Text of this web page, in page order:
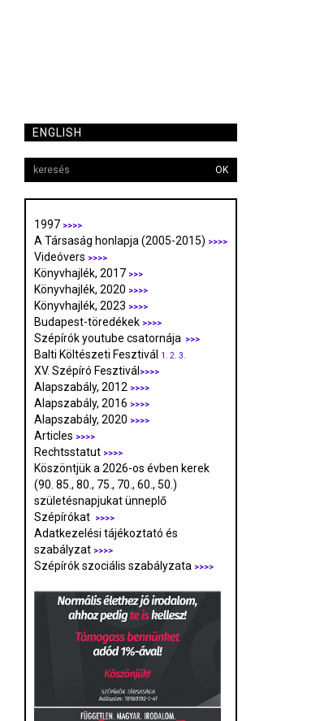
ENGLISH
OK
1997 >>>>
A Társaság honlapja (2005-2015) >>>>
Videóvers >>>>
Könyvhajlék, 2017 >>>
Könyvhajlék, 2020 >>>>
Könyvhajlék, 2023 >>>>
Budapest-töredékek >>>>
Szépírók youtube csatornája >>>
Balti Költészeti Fesztivál 1. 2. 3.
XV. Szépíró Fesztivál >>>>
Alapszabály, 2012 >>>>
Alapszabály, 2016 >>>>
Alapszabály, 2020 >>>>
Articles >>>>
Rechtsstatut >>>>
Köszöntjük a 2026-os évben kerek
(90. 85., 80., 75., 70., 60., 50.)
születésnapjukat ünneplő
Szépírókat
>>>>
Adatkezelési tájékoztató és
szabályzat >>>>
Szépírók szociális szabályzata >>>>